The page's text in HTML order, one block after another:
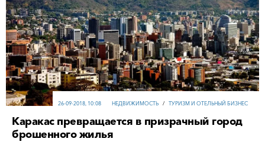
НЕДВИЖИМОСТЬ / ТУРИЗМ И ОТЕЛЬНЫЙ БИЗНЕС
26-09-2018, 10:08
Каракас превращается в призрачный город
брошенного жилья